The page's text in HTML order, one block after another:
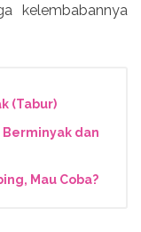
kelembabannya
(Tabur)
Berminyak dan
Mau Coba?